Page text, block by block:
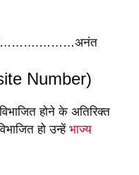
9……….………अनंत
Number)
होने के अतिरिक्त
हो उन्हें भाज्य